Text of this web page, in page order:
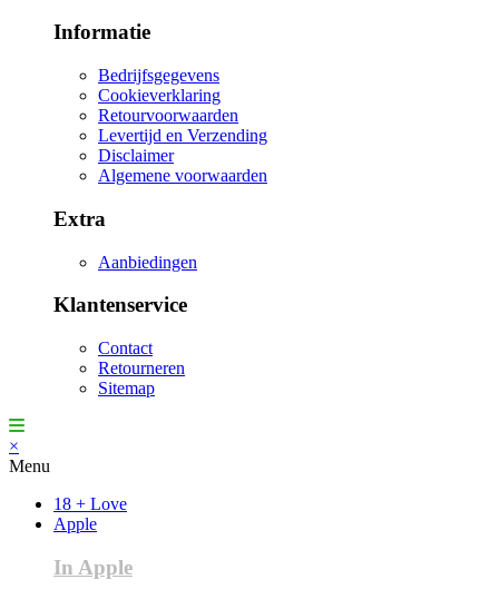
Informatie
Bedrijfsgegevens
Cookieverklaring
Retourvoorwaarden
Levertijd en Verzending
Disclaimer
Algemene voorwaarden
Extra
Aanbiedingen
Klantenservice
Contact
Retourneren
Sitemap
×
Menu
18 + Love
Apple
In Apple